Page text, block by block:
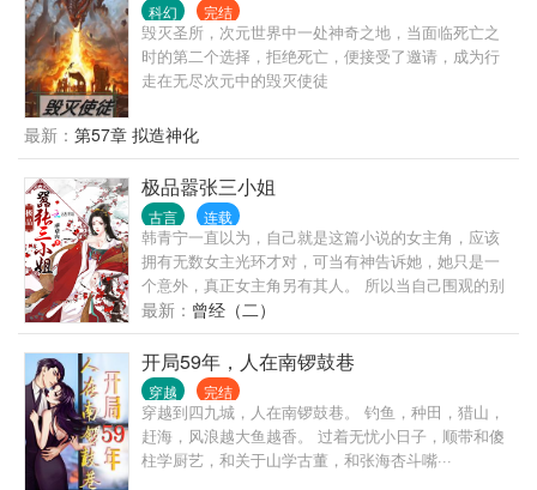
科幻 完结
毁灭圣所，次元世界中一处神奇之地，当面临死亡之
时的第二个选择，拒绝死亡，便接受了邀请，成为行
走在无尽次元中的毁灭使徒
最新： 第57章 拟造神化
极品嚣张三小姐
古言 连载
韩青宁一直以为，自己就是这篇小说的女主角，应该
拥有无数女主光环才对，可当有神告诉她，她只是一
个意外，真正女主角另有其人。 所以当自己围观的别
人各种女主光环加身的开挂人生之后，坐不住了！ 开
什么玩笑？！不是女主角就不能拥有女主角的人生
了？自己非要逆天改命，成为自己的女主角！
最新： 曾经（二）
开局59年，人在南锣鼓巷
穿越 完结
穿越到四九城，人在南锣鼓巷。 钓鱼，种田，猎山，
赶海，风浪越大鱼越香。 过着无忧小日子，顺带和傻
柱学厨艺，和关于山学古董，和张海杏斗嘴···